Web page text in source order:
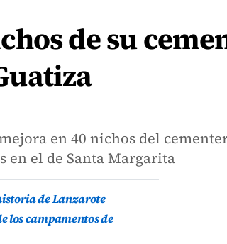
de su
en 40 nichos del
el de Santa Margarita
de Lanzarote
los campamentos de